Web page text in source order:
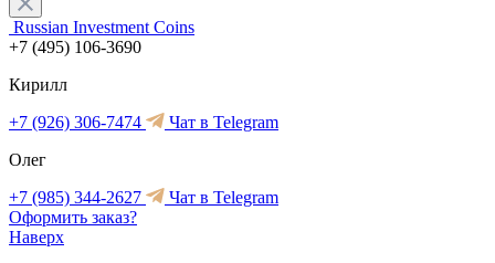
Russian Investment Coins
+7 (495) 106-3690
Кирилл
+7 (926) 306-7474
Чат в Telegram
Олег
+7 (985) 344-2627
Чат в Telegram
Оформить заказ?
Наверх